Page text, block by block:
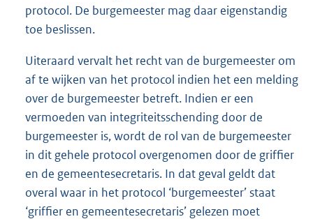
protocol. De burgemeester mag daar eigenstandig
toe beslissen.
Uiteraard vervalt het recht van de burgemeester om
af te wijken van het protocol indien het een melding
over de burgemeester betreft. Indien er een
vermoeden van integriteitsschending door de
burgemeester is, wordt de rol van de burgemeester
in dit gehele protocol overgenomen door de griffier
en de gemeentesecretaris. In dat geval geldt dat
overal waar in het protocol ‘burgemeester’ staat
‘griffier en gemeentesecretaris’ gelezen moet